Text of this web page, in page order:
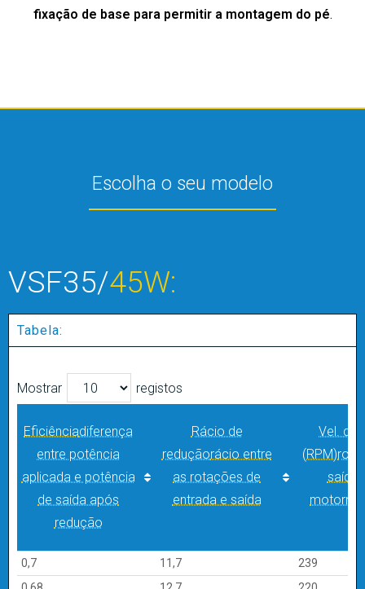
fixação de base para permitir a montagem do pé.
Escolha o seu modelo
VSF35/45W:
Tabela:
Mostrar registos
Eficiênciadiferença
entre potência
aplicada e potência
de saída após
redução
Rácio de
reduçãorácio entre
as rotações de
entrada e saída
Vel. de
(RPM)
saída
Eficiência
entre potência
redução
(RPM)
0,7 11,7
239